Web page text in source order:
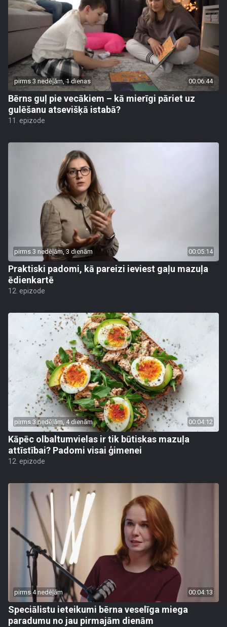
pirms 3 nedēļām, 1 dienas 00:06:44
Bērns guļ pie vecākiem – kā mierīgi pāriet uz
gulēšanu atsevišķā istabā?
11. epizode
pirms 3 nedēļām, 3 dienām 00:05:14
Praktiski padomi, kā pareizi ieviest gaļu mazuļa
ēdienkartē
12. epizode
pirms 3 nedēļām, 4 dienām 00:04:12
Kāpēc olbaltumvielas ir tik būtiskas mazuļa
attīstībai? Padomi visai ģimenei
12. epizode
pirms 4 nedēļām 00:04:13
Speciālistu ieteikumi bērna veselīga miega
paradumu no jau pirmajām dienām